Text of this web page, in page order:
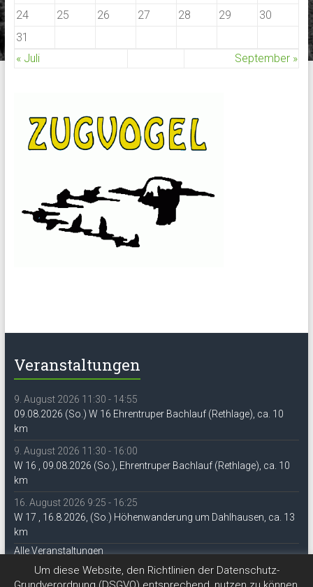
24
25 26 27 28 29
30
31
« Juli
September »
Veranstaltungen
9. August 2026 11:30 - 14:55
09.08.2026 (So.) W 16 Ehrentruper Bachlauf (Rethlage), ca. 10
km
9. August 2026 11:30 - 16:00
W 16 , 09.08.2026 (So.), Ehrentruper Bachlauf (Rethlage), ca. 10
km
16. August 2026 9:25 - 16:25
W 17 , 16.8.2026, (So.) Höhenwanderung um Dahlhausen, ca. 13
km
Alle Veranstaltungen
Um diese Website, den Richtlinien der Datenschutz-